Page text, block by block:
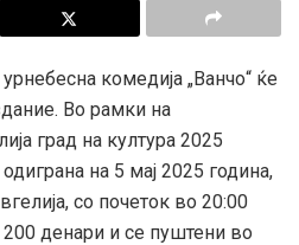
комедија „Ванчо“ ќе
Во рамки на
град на култура 2025
на 5 мај 2025 година,
со почеток во 20:00
200 денари и се пуштени во